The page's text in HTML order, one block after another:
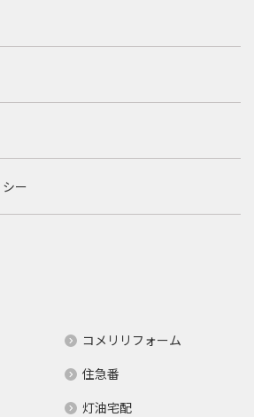
ー
コメリリフォーム
住急番
灯油宅配